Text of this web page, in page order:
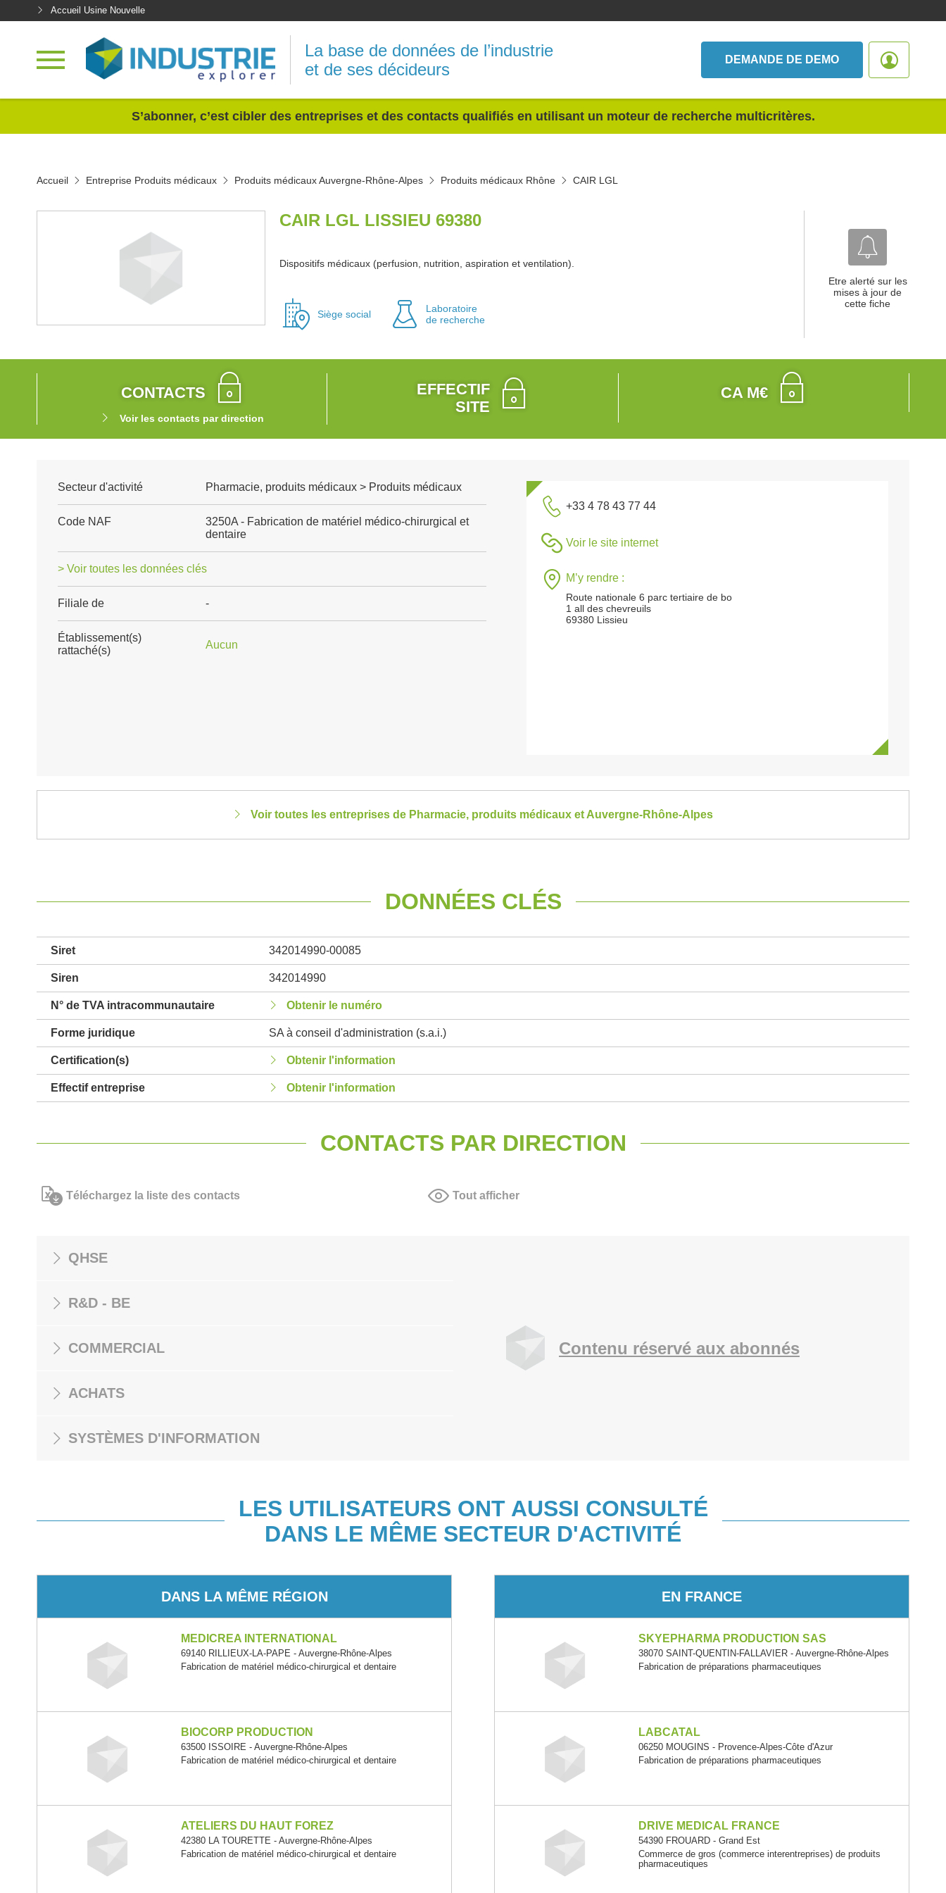
Accueil Usine Nouvelle
La base de données de l’industrie
et de ses décideurs
DEMANDE DE DEMO
S’abonner, c’est cibler des entreprises et des contacts qualifiés en utilisant un moteur de recherche multicritères.
Accueil Entreprise Produits médicaux Produits médicaux Auvergne-Rhône-Alpes Produits médicaux Rhône CAIR LGL
CAIR LGL LISSIEU 69380
Dispositifs médicaux (perfusion, nutrition, aspiration et ventilation).
Siège social
Laboratoire
de recherche
Etre alerté sur les
mises à jour de
cette fiche
CONTACTS
Voir les contacts par direction
EFFECTIF
SITE
CA M€
Secteur d'activité Pharmacie, produits médicaux > Produits médicaux
Code NAF
3250A - Fabrication de matériel médico-chirurgical et
dentaire
> Voir toutes les données clés
Filiale de -
Établissement(s)
rattaché(s)
Aucun
+33 4 78 43 77 44
Voir le site internet
M’y rendre :
Route nationale 6 parc tertiaire de bo
1 all des chevreuils
69380 Lissieu
Voir toutes les entreprises de Pharmacie, produits médicaux et Auvergne-Rhône-Alpes
DONNÉES CLÉS
Siret 342014990-00085
Siren 342014990
N° de TVA intracommunautaire Obtenir le numéro
Forme juridique SA à conseil d'administration (s.a.i.)
Certification(s) Obtenir l'information
Effectif entreprise Obtenir l'information
CONTACTS PAR DIRECTION
Téléchargez la liste des contacts Tout afficher
QHSE
R&D - BE
COMMERCIAL
ACHATS
SYSTÈMES D'INFORMATION
Contenu réservé aux abonnés
LES UTILISATEURS ONT AUSSI CONSULTÉ
DANS LE MÊME SECTEUR D'ACTIVITÉ
DANS LA MÊME RÉGION
MEDICREA INTERNATIONAL
69140 RILLIEUX-LA-PAPE - Auvergne-Rhône-Alpes
Fabrication de matériel médico-chirurgical et dentaire
BIOCORP PRODUCTION
63500 ISSOIRE - Auvergne-Rhône-Alpes
Fabrication de matériel médico-chirurgical et dentaire
ATELIERS DU HAUT FOREZ
42380 LA TOURETTE - Auvergne-Rhône-Alpes
Fabrication de matériel médico-chirurgical et dentaire
EN FRANCE
SKYEPHARMA PRODUCTION SAS
38070 SAINT-QUENTIN-FALLAVIER - Auvergne-Rhône-Alpes
Fabrication de préparations pharmaceutiques
LABCATAL
06250 MOUGINS - Provence-Alpes-Côte d'Azur
Fabrication de préparations pharmaceutiques
DRIVE MEDICAL FRANCE
54390 FROUARD - Grand Est
Commerce de gros (commerce interentreprises) de produits
pharmaceutiques